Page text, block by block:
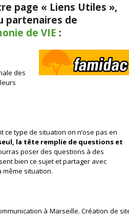
page « Liens Utiles »,
partenaires de
de VIE :
des
ce type de situation on n’ose pas en
la tête remplie de questions et
poser des questions à des
bien ce sujet et partager avec
même situation.
à Marseille. Création de